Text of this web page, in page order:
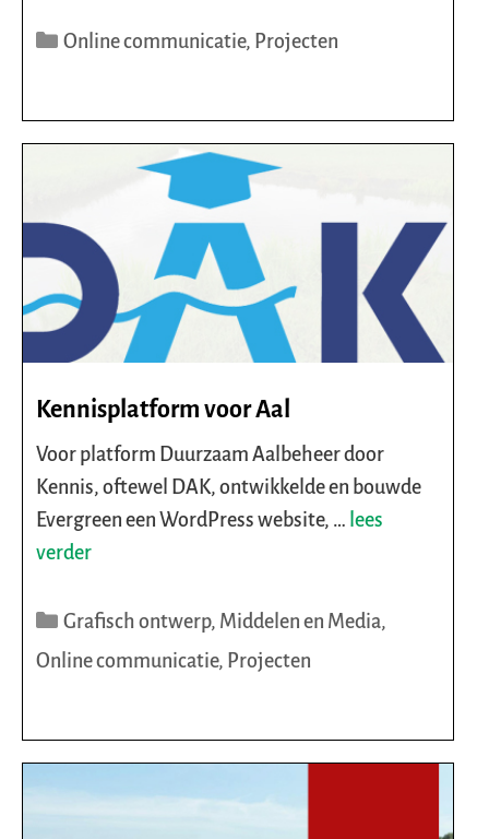
Categorieën
Online communicatie, Projecten
Kennisplatform voor Aal
Voor platform Duurzaam Aalbeheer door
Kennis, oftewel DAK, ontwikkelde en bouwde
Evergreen een WordPress website, … lees
verder
Categorieën
Grafisch ontwerp, Middelen en Media,
Online communicatie, Projecten